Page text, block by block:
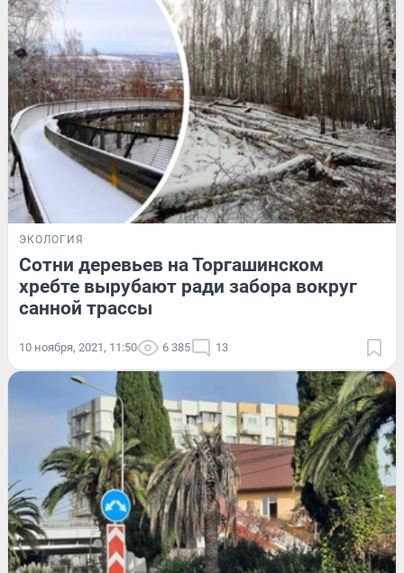
ЭКОЛОГИЯ
Сотни деревьев на Торгашинском
хребте вырубают ради забора вокруг
санной трассы
10 ноября, 2021, 11:50 6 385 13